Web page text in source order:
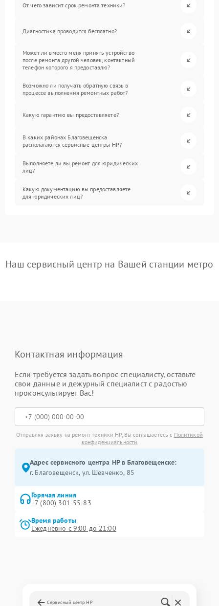
От чего зависит срок ремонта техники?
Диагностика проводится бесплатно?
Может ли вместо меня принять устройство
после ремонта другой человек, контактный
телефон которого я предоставлю?
Возможно ли получать обратную связь в
процессе выполнения ремонтных работ?
Какую гарантию вы предоставляете?
В каких районах Благовещенска
располагаются сервисные центры HP?
Выполняете ли вы ремонт для юридических
лиц?
Какую документацию вы предоставляете
для юридических лиц?
Наш сервисный центр на Вашей станции метро
Контактная информация
Если требуется задать вопрос специалисту, оставьте
свои данные и дежурный специалист с радостью
проконсультирует Вас!
Отправляя заявку на ремонт техники HP, Вы соглашаетесь с Политикой
конфиденциальности
Адрес сервисного центра HP в Благовещенске:
г. Благовещенск, ул. Шевченко, 85
Горячая линия
+7 (800) 301-55-83
Время работы
Ежедневно с 9:00 до 21:00
Сервисный центр HP